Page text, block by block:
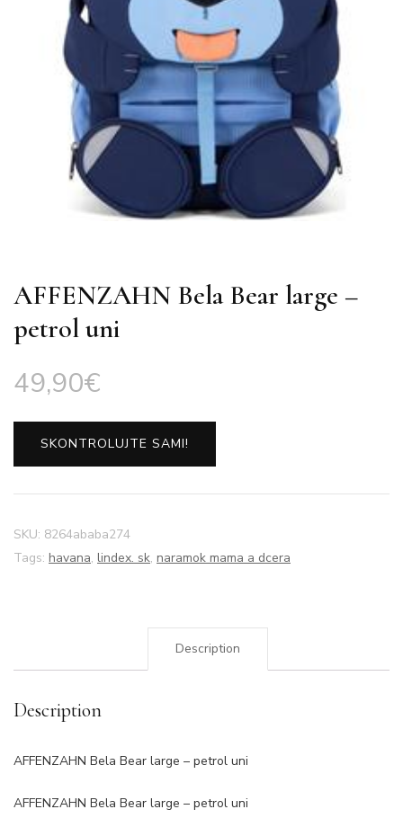
AFFENZAHN Bela Bear large –
petrol uni
49,90€
SKONTROLUJTE SAMI!
SKU: 8264ababa274
Tags: havana, lindex. sk, naramok mama a dcera
Description
Description
AFFENZAHN Bela Bear large – petrol uni
AFFENZAHN Bela Bear large – petrol uni